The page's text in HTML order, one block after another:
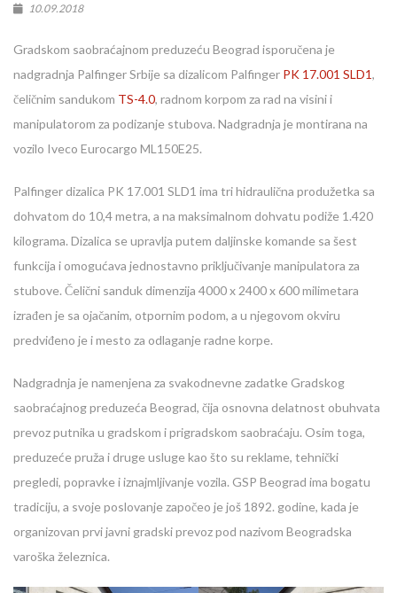
10.09.2018
Gradskom saobraćajnom preduzeću Beograd isporučena je
nadgradnja Palfinger Srbije sa dizalicom Palfinger PK 17.001 SLD1,
čeličnim sandukom TS-4.0, radnom korpom za rad na visini i
manipulatorom za podizanje stubova. Nadgradnja je montirana na
vozilo Iveco Eurocargo ML150E25.
Palfinger dizalica PK 17.001 SLD1 ima tri hidraulična produžetka sa
dohvatom do 10,4 metra, a na maksimalnom dohvatu podiže 1.420
kilograma. Dizalica se upravlja putem daljinske komande sa šest
funkcija i omogućava jednostavno priključivanje manipulatora za
stubove. Čelični sanduk dimenzija 4000 x 2400 x 600 milimetara
izrađen je sa ojačanim, otpornim podom, a u njegovom okviru
predviđeno je i mesto za odlaganje radne korpe.
Nadgradnja je namenjena za svakodnevne zadatke Gradskog
saobraćajnog preduzeća Beograd, čija osnovna delatnost obuhvata
prevoz putnika u gradskom i prigradskom saobraćaju. Osim toga,
preduzeće pruža i druge usluge kao što su reklame, tehnički
pregledi, popravke i iznajmljivanje vozila. GSP Beograd ima bogatu
tradiciju, a svoje poslovanje započeo je još 1892. godine, kada je
organizovan prvi javni gradski prevoz pod nazivom Beogradska
varoška železnica.